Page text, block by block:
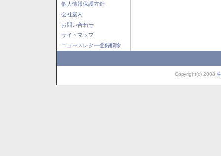
個人情報保護方針
会社案内
お問い合わせ
サイトマップ
ニュースレター登録解除
Copyright(c) 2008